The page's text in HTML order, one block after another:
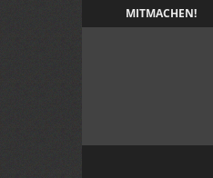
MITMACHEN!